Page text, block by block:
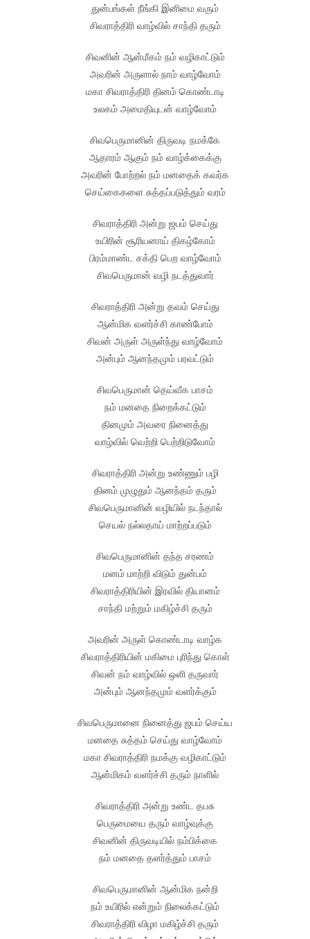
துன்பங்கள் நீங்கி இனிமை வரும்
சிவராத்திரி வாழ்வில் சாந்தி தரும்
சிவனின் ஆன்மீகம் நம் வழிகாட்டும்
அவரின் அருளால் நாம் வாழ்வோம்
மகா சிவராத்திரி தினம் கொண்டாடி
உலகம் அமைதியுடன் வாழ்வோம்
சிவபெருமானின் திருவடி நமக்கே
ஆதாரம் ஆகும் நம் வாழ்க்கைக்கு
அவரின் போற்றல் நம் மனதைக் கவர்க
செய்கைகளை சுத்தப்படுத்தும் வரம்
சிவராத்திரி அன்று ஜபம் செய்து
உயிரின் சூரியனாய் திகழ்கோம்
பிரம்மாண்ட சக்தி பெற வாழ்வோம்
சிவபெருமான் வழி நடத்துவார்
சிவராத்திரி அன்று தவம் செய்து
ஆன்மிக வளர்ச்சி காண்போம்
சிவன் அருள் அருள்ந்து வாழ்வோம்
அன்பும் ஆனந்தமும் பரவட்டும்
சிவபெருமான் தெய்வீக பாசம்
நம் மனதை நிறைக்கட்டும்
தினமும் அவரை நினைத்து
வாழ்வில் வெற்றி பெற்றிடுவோம்
சிவராத்திரி அன்று உண்ணும் பழி
தினம் முழுதும் ஆனந்தம் தரும்
சிவபெருமானின் வழியில் நடந்தால்
செயல் நல்லதாய் மாற்றப்படும்
சிவபெருமானின் தந்த சரணம்
மனம் மாற்றி விடும் துன்பம்
சிவராத்திரியின் இரவில் தியானம்
சாந்தி மற்றும் மகிழ்ச்சி தரும்
அவரின் அருள் கொண்டாடி வாழ்க
சிவராத்திரியின் மகிமை புரிந்து கொள்
சிவன் நம் வாழ்வில் ஒளி தருவார்
அன்பும் ஆனந்தமும் வளர்க்கும்
சிவபெருமானை நினைத்து ஜபம் செய்ய
மனதை சுத்தம் செய்து வாழ்வோம்
மகா சிவராத்திரி நமக்கு வழிகாட்டும்
ஆன்மிகம் வளர்ச்சி தரும் நாளில்
சிவராத்திரி அன்று உண்ட தபசு
பெருமையை தரும் வாழ்வுக்கு
சிவனின் திருவடியில் நம்பிக்கை
நம் மனதை தளர்த்தும் பாசம்
சிவபெருமானின் ஆன்மிக நன்றி
நம் உயிரில் என்றும் நிலைக்கட்டும்
சிவராத்திரி விழா மகிழ்ச்சி தரும்